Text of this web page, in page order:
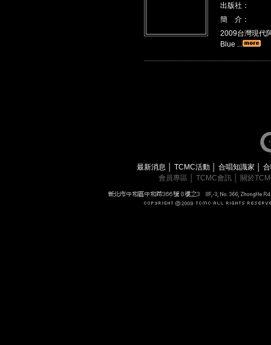
出版社：
簡 介：
2009台灣現代
Blue ...
最新消息 TCMC活動 合唱知識家
會員專區
TCMC會訊 關於